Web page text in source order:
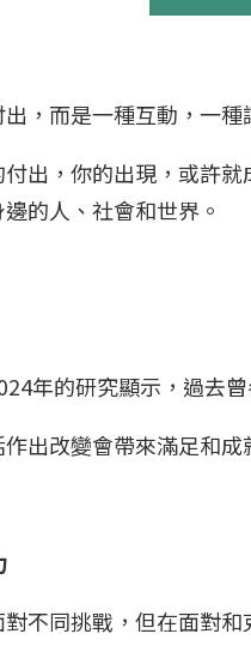
，而是一種互動，一種
出，你的出現，或許
的人、社會和世界。
年的研究顯示，過去
出改變會帶來滿足和
不同挑戰，但在面對